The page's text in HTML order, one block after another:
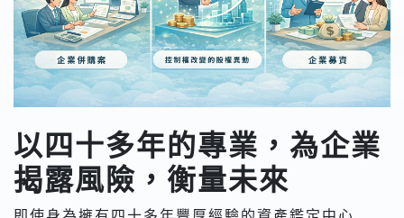
以四十多年的專業，為企業
揭露風險，衡量未來